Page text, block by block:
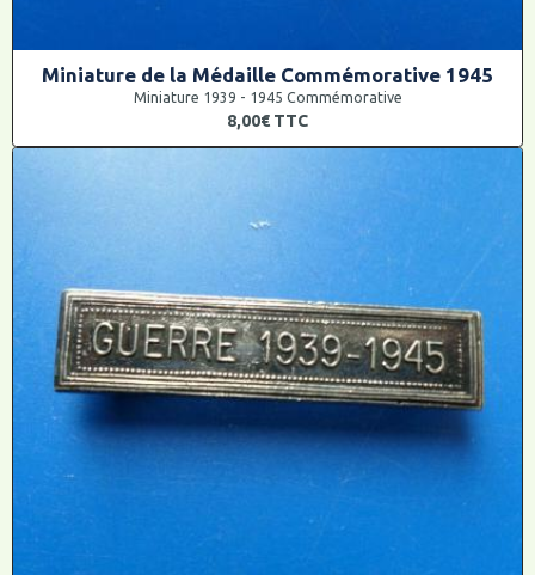
Miniature de la Médaille Commémorative 1945
Miniature 1939 - 1945 Commémorative
8,00€ TTC